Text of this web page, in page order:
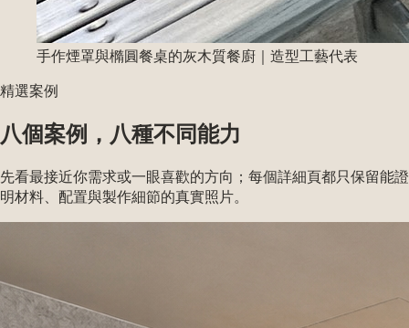
手作煙罩與橢圓餐桌的灰木質餐廚 ｜ 造型工藝代表
精選案例
八個案例，八種不同能力
先看最接近你需求或一眼喜歡的方向；每個詳細頁都只保留能證
明材料、配置與製作細節的真實照片。